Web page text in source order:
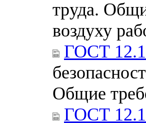
труда.
воздуху
ГОСТ
Общие
ГОСТ